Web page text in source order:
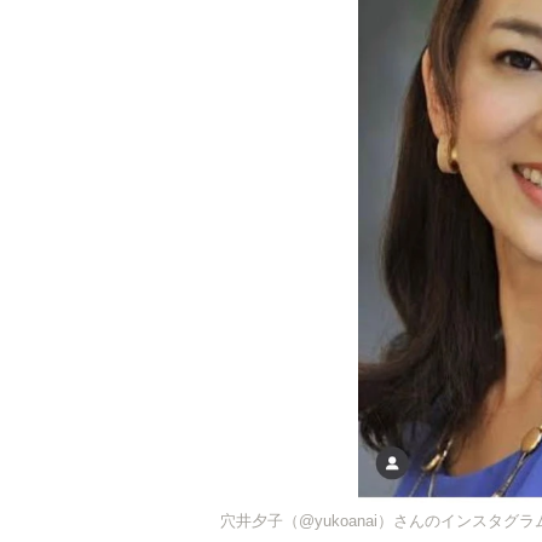
穴井夕子（@yukoanai）さんのインスタグラ